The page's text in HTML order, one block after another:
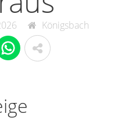
Königsbach